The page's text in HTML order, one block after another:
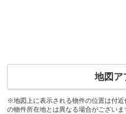
地図ア
※地図上に表示される物件の位置は付
の物件所在地とは異なる場合がございま